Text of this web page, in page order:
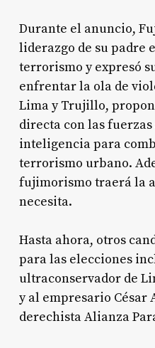
Durante el anuncio,
liderazgo de su padre
terrorismo y expresó
enfrentar la ola de
Lima y Trujillo,
directa con las fuerzas
inteligencia para
terrorismo urbano.
fujimorismo traerá la
necesita.
Hasta ahora, otros
para las elecciones
ultraconservador de
y al empresario César
derechista Alianza